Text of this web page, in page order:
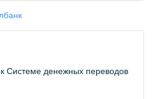
Системе денежных переводов